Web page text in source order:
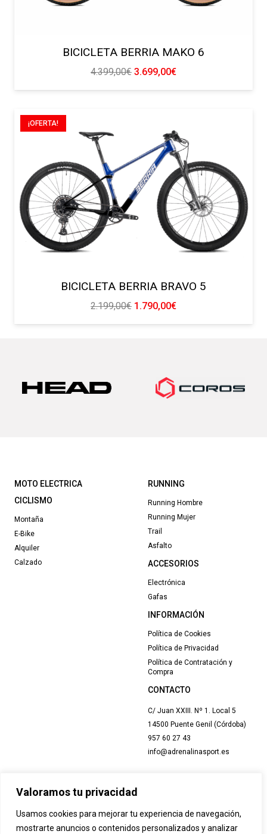
Valoramos tu privacidad
Usamos cookies para mejorar tu experiencia de navegación,
mostrarte anuncios o contenidos personalizados y analizar
BICICLETA BERRIA MAKO 6
4.399,00€ El
precio
4.399,00€.
3.699,00€El
precio
3.699,00€.
¡OFERTA!
BICICLETA BERRIA BRAVO 5
2.199,00€ El
precio
1.790,00€El
precio
MOTO ELECTRICA
CICLISMO
Montaña
E-Bike
Alquiler
Calzado
RUNNING
Running Hombre
Running Mujer
Trail
Asfalto
ACCESORIOS
Electrónica
Gafas
INFORMACIÓN
Política de Cookies
Política de Privacidad
Política de Contratación y
Compra
CONTACTO
C/ Juan XXIII. Nº 1. Local 5
14500 Puente Genil (Córdoba)
957 60 27 43
info@adrenalinasport.es